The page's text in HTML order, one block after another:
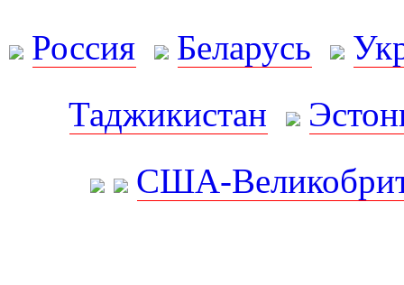
Россия Беларусь
Таджикистан
США-